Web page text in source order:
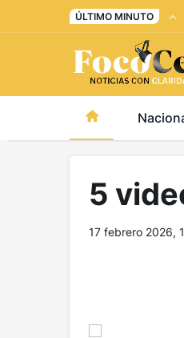
pusulabet giriş-trwin giriş
ÚLTIMO MINUTO
5
17 febrero 2026,